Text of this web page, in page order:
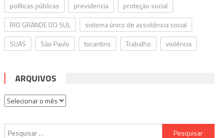
políticas públicas
previdencia
proteção social
RIO GRANDE DO SUL
sistema único de assistência social
SUAS
São Paulo tocantins Trabalho violência
ARQUIVOS
Arquivos
Pesquisar